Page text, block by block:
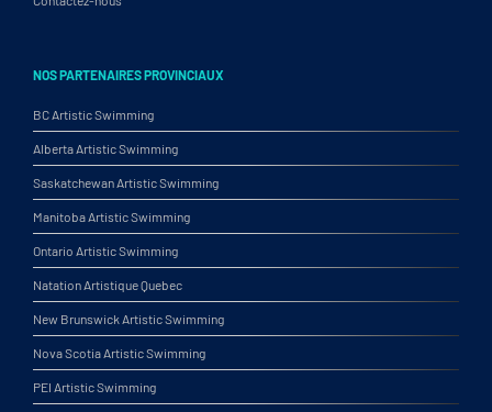
NOS PARTENAIRES PROVINCIAUX
BC Artistic Swimming
Alberta Artistic Swimming
Saskatchewan Artistic Swimming
Manitoba Artistic Swimming
Ontario Artistic Swimming
Natation Artistique Quebec
New Brunswick Artistic Swimming
Nova Scotia Artistic Swimming
PEI Artistic Swimming